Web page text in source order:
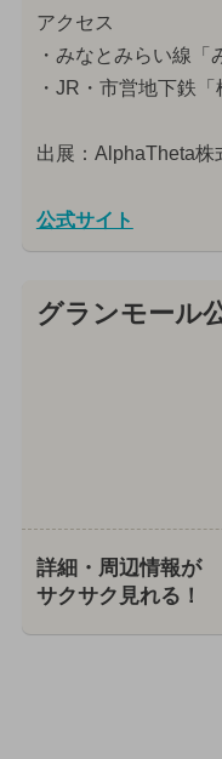
アクセス
・みなとみらい線「
・JR・市営地下鉄
出展：AlphaTheta株
公式サイト
グランモール
詳細・周辺情報が
サクサク見れる！